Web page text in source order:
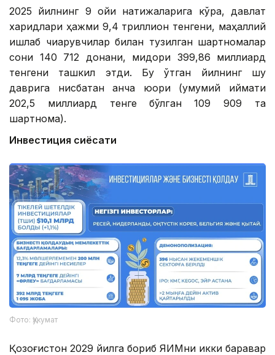
2025 йилнинг 9 ойи натижаларига кўра, давлат
харидлари ҳажми 9,4 триллион тенгени, маҳаллий
ишлаб чиқарувчилар билан тузилган шартномалар
сони 140 712 донани, миқдори 399,86 миллиард
тенгени ташкил этди. Бу ўтган йилнинг шу
даврига нисбатан анча юқори (умумий қиймати
202,5 ​​миллиард тенге бўлган 109 909 та
шартнома).
Инвестиция сиёсати
Фото: Ҳукумат
Қозоғистон 2029 йилга бориб ЯИМни икки баравар